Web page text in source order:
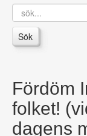
sök...
Sök
Fördöm
folket!
dagens